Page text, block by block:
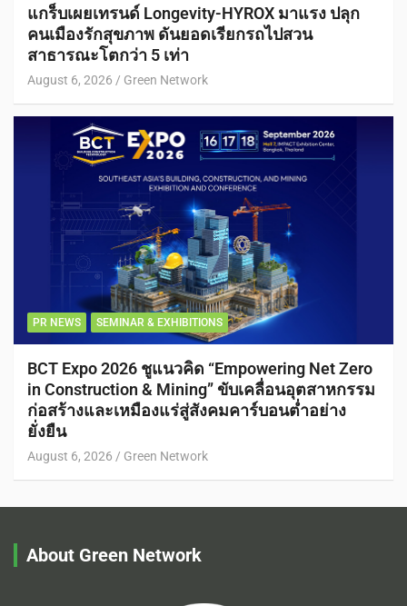
แกร็บเผยเทรนด์ Longevity-HYROX มาแรง ปลุก
คนเมืองรักสุขภาพ ดันยอดเรียกรถไปสวน
สาธารณะโตกว่า 5 เท่า
August 6, 2026 Green Network
PR NEWS SEMINAR & EXHIBITIONS
BCT Expo 2026 ชูแนวคิด “Empowering Net Zero
in Construction & Mining” ขับเคลื่อนอุตสาหกรรม
ก่อสร้างและเหมืองแร่สู่สังคมคาร์บอนต่ำอย่าง
ยั่งยืน
August 6, 2026 Green Network
About Green Network